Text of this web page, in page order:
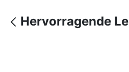
Hervorragende